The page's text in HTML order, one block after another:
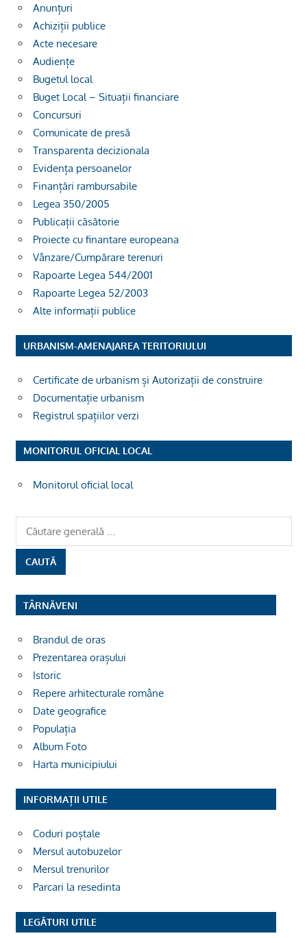
Anunțuri
Achiziții publice
Acte necesare
Audiențe
Bugetul local
Buget Local – Situații financiare
Concursuri
Comunicate de presă
Transparenta decizionala
Evidența persoanelor
Finanțări rambursabile
Legea 350/2005
Publicații căsătorie
Proiecte cu finantare europeana
Vânzare/Cumpărare terenuri
Rapoarte Legea 544/2001
Rapoarte Legea 52/2003
Alte informații publice
URBANISM-AMENAJAREA TERITORIULUI
Certificate de urbanism și Autorizații de construire
Documentație urbanism
Registrul spațiilor verzi
MONITORUL OFICIAL LOCAL
Monitorul oficial local
TÂRNĂVENI
Brandul de oras
Prezentarea orașului
Istoric
Repere arhitecturale române
Date geografice
Populația
Album Foto
Harta municipiului
INFORMAȚII UTILE
Coduri poștale
Mersul autobuzelor
Mersul trenurilor
Parcari la resedinta
LEGĂTURI UTILE